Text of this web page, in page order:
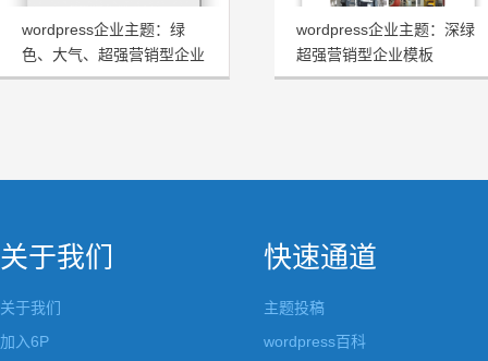
wordpress企业主题：绿
色、大气、超强营销型企业
模板HRtheme发布
wordpress企业主题：深绿
超强营销型企业模板
FHtheme发布
关于我们
关于我们
加入6P
快速通道
主题投稿
wordpress百科